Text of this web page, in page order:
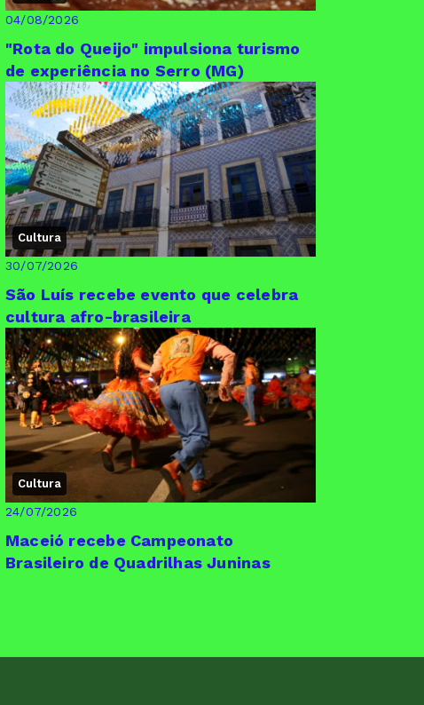
04/08/2026
"Rota do Queijo" impulsiona turismo
de experiência no Serro (MG)
Cultura
30/07/2026
São Luís recebe evento que celebra
cultura afro-brasileira
Cultura
24/07/2026
Maceió recebe Campeonato
Brasileiro de Quadrilhas Juninas